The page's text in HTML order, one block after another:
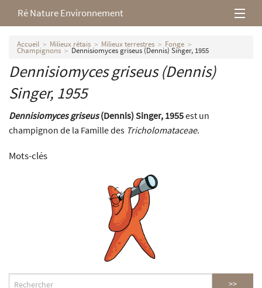
Ré Nature Environnement
L’association
Milieux rétais
Nos parutions
Accueil Milieux rétais Milieux terrestres Fonge
Champignons Dennisiomyces griseus (Dennis) Singer, 1955
Dennisiomyces griseus(Dennis)
Singer, 1955
Dennisiomyces griseus(Dennis) Singer, 1955est un
champignon de la Famille des Tricholomataceae.
Mots-clés